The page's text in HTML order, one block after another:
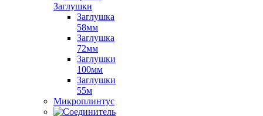
Заглушки
Заглушка
58мм
Заглушка
72мм
Заглушки
100мм
Заглушки
55м
Микроплинтус